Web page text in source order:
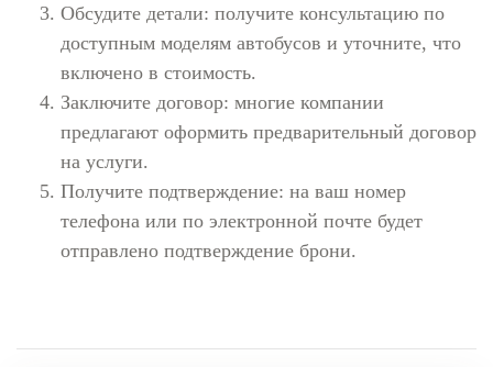
Обсудите детали: получите консультацию по
доступным моделям автобусов и уточните, что
включено в стоимость.
Заключите договор: многие компании
предлагают оформить предварительный договор
на услуги.
Получите подтверждение: на ваш номер
телефона или по электронной почте будет
отправлено подтверждение брони.